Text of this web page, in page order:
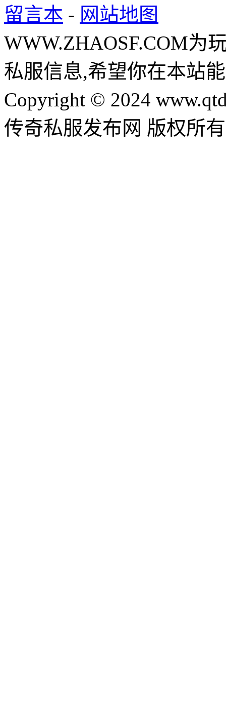
留言本 - 网站地图
WWW.ZHAOSF.COM为
私服信息,希望你在本站
Copyright © 2024
传奇私服发布网 版权所有